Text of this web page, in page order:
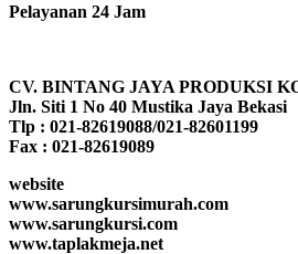
Pelayanan 24 Jam
CV. BINTANG JAYA PRODUKSI
Jln. Siti 1 No 40 Mustika Jaya Bekasi
Tlp : 021-82619088/021-82601199
Fax : 021-82619089
website
www.sarungkursimurah.com
www.sarungkursi.com
www.taplakmeja.net